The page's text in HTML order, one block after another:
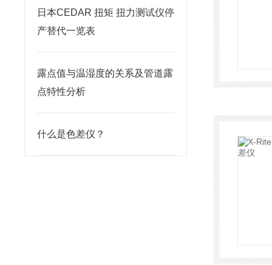
日本CEDAR 扭矩 扭力测试仪停
产替代一览表
露点值与温湿度的关系及管道露
点特性分析
什么是色差仪？